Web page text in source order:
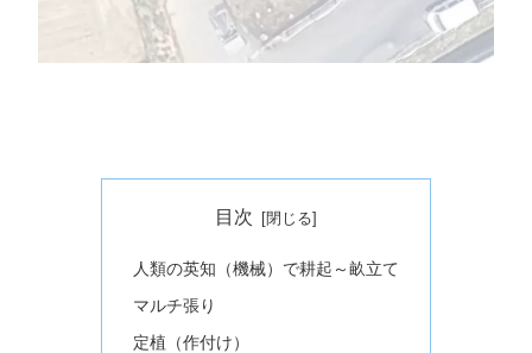
目次
人類の英知（機械）で耕起～畝立て
マルチ張り
定植（作付け）